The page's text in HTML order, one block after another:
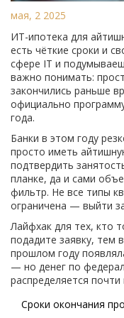
мая, 2 2025
ИТ-ипотека для
есть чёткие сроки и
сфере IT и
важно понимать:
закончились раньше
официально
года.
Банки в этом году
просто иметь
подтвердить
планке, да и сами
фильтр. Не все типы
ограничена — выйти
Лайфхак для тех, кто
подадите заявку, тем
прошлом году
— но денег по
распределяется
Сроки окончания